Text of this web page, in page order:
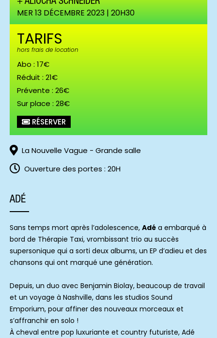
MER 13 DÉCEMBRE 2023 | 20H30
TARIFS
hors frais de location
Abo : 17€
Réduit : 21€
Prévente : 26€
Sur place : 28€
RÉSERVER
La Nouvelle Vague - Grande salle
Ouverture des portes : 20H
ADÉ
Sans temps mort après l’adolescence, Adé a embarqué à
bord de Thérapie Taxi, vrombissant trio au succès
supersonique qui a sorti deux albums, un EP d’adieu et des
chansons qui ont marqué une génération.
Depuis, un duo avec Benjamin Biolay, beaucoup de travail
et un voyage à Nashville, dans les studios Sound
Emporium, pour affiner des nouveaux morceaux et
s’affranchir en solo !
À cheval entre pop luxuriante et country futuriste, Adé